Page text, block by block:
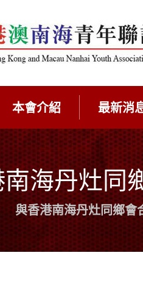
本會介紹 最新消
海丹灶同
與香港南海丹灶同鄉會